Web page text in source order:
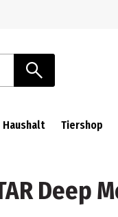
Haushalt Tiershop
Deep